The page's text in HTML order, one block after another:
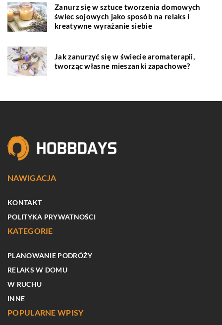
Zanurz się w sztuce tworzenia domowych
świec sojowych jako sposób na relaks i
kreatywne wyrażanie siebie
Jak zanurzyć się w świecie aromaterapii,
tworząc własne mieszanki zapachowe?
NAWIGACJA
KONTAKT
POLITYKA PRYWATNOŚCI
KATEGORIE
PLANOWANIE PODRÓŻY
RELAKS W DOMU
W RUCHU
INNE
POPULARNE WPISY